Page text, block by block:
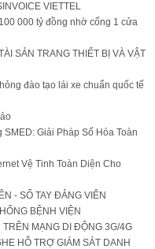
VIETTEL
000 tỷ đồng nhờ cổng 1 cửa
SẢN TRANG THIẾT BỊ VÀ VẬT
đào tạo lái xe chuẩn quốc tế
Giải Pháp Số Hóa Toàn
Vệ Tinh Toàn Diện Cho
- SỔ TAY ĐẢNG VIÊN
BỆNH VIỆN
MẠNG DI ĐỘNG 3G/4G
HỖ TRỢ GIÁM SÁT DANH